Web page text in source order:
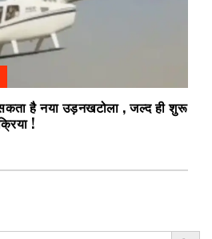
है नया उड़नखटोला , जल्द ही शुरू
!
Search Button